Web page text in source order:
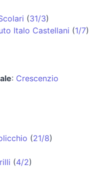
(31/3)
Italo Castellani (1/7)
: Crescenzio
(21/8)
(4/2)